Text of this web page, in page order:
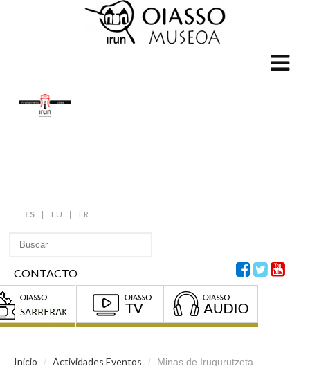
ES EU FR
CONTACTO
Inicio / Actividades Eventos / Minas de Irugurutzeta